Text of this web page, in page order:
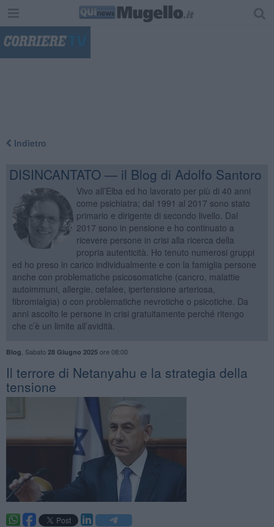
Indietro
DISINCANTATO — il Blog di Adolfo Santoro
Vivo all’Elba ed ho lavorato per più di 40 anni
come psichiatra; dal 1991 al 2017 sono stato
primario e dirigente di secondo livello. Dal
2017 sono in pensione e ho continuato a
ricevere persone in crisi alla ricerca della
propria autenticità. Ho tenuto numerosi gruppi
ed ho preso in carico individualmente e con la famiglia persone
anche con problematiche psicosomatiche (cancro, malattie
autoimmuni, allergie, cefalee, ipertensione arteriosa,
fibromialgia) o con problematiche nevrotiche o psicotiche. Da
anni ascolto le persone in crisi gratuitamente perché ritengo
che c’è un limite all’avidità.
Blog Sabato 28 Giugno 2025ore 08:00
​Il terrore di Netanyahu e la strategia della
tensione